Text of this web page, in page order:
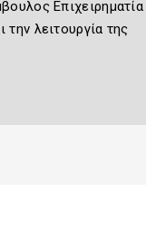
Επιχειρηματία
λειτουργία της